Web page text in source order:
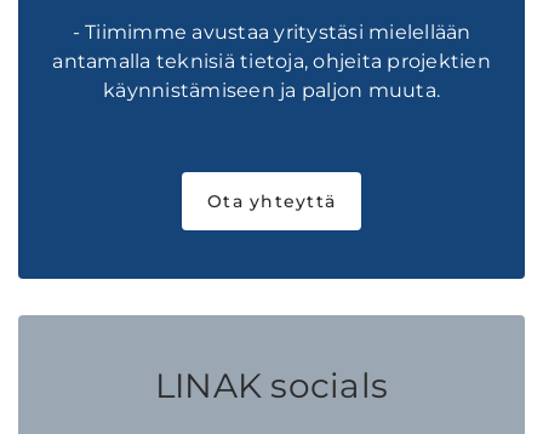
- Tiimimme avustaa yritystäsi mielellään
antamalla teknisiä tietoja, ohjeita projektien
käynnistämiseen ja paljon muuta.
Ota yhteyttä
LINAK socials